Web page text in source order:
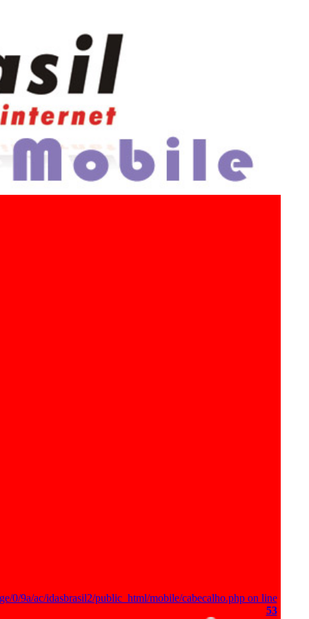
0/9a/ac/idasbrasil2/public_html/mobile/cabecalho.php on line
53